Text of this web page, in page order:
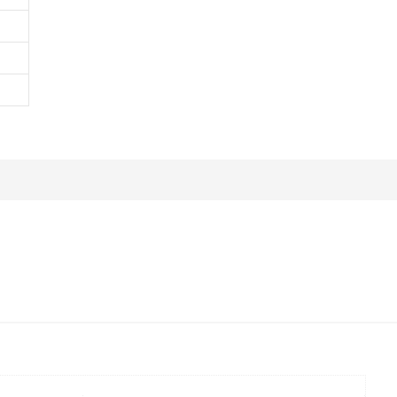
po
pri